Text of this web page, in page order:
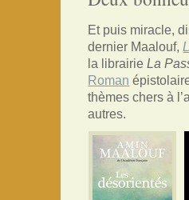
Et puis miracle,
dernier Maalouf,
la librairie La
Roman
thèmes chers à
autres.